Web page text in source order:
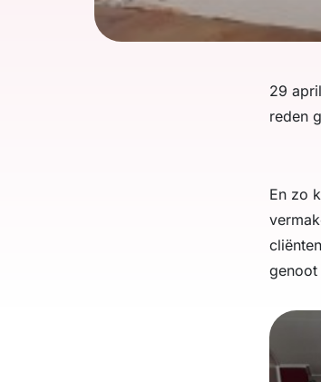
29
reden
En zo
genoot